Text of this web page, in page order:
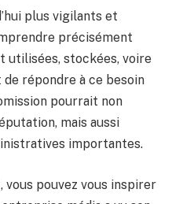
plus vigilants et
précisément
utilisées, stockées, voire
répondre à ce besoin
pourrait non
mais aussi
importantes.
pouvez vous inspirer